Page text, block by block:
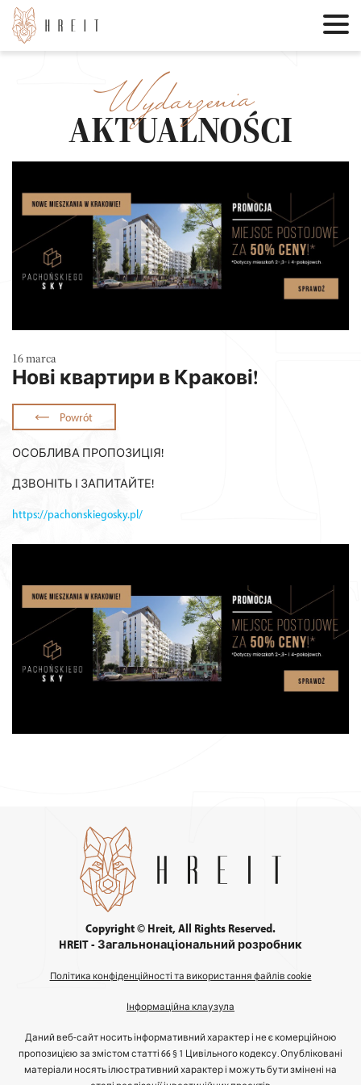
Wydarzenia
AKTUALNOŚCI
16 marca
Нові квартири в Кракові!
Powrót
ОСОБЛИВА ПРОПОЗИЦІЯ!
ДЗВОНІТЬ І ЗАПИТАЙТЕ!
https://pachonskiegosky.pl/
Copyright © Hreit, All Rights Reserved.
HREIT - Загальнонаціональний розробник
Політика конфіденційності та використання файлів cookie
Інформаційна клаузула
Даний веб-сайт носить інформативний характер і не є комерційною
пропозицією за змістом статті 66 § 1 Цивільного кодексу. Опубліковані
матеріали носять ілюстративний характер і можуть бути змінені на